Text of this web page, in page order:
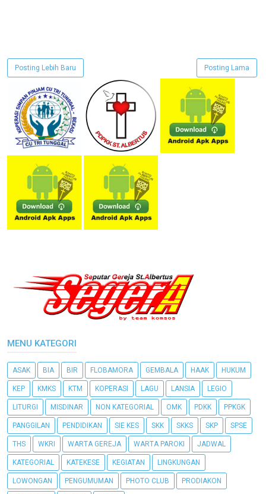
Posting Lebih Baru Posting Lama
MENU KATEGORI
ASAK BIA BIR FLOBAMORA GEMBALA HAAK HUKUM
KEP KMKS KTM KOPERASI LAGU LANSIA LEGIO
LITURGI MISDINAR NON KATEGORIAL OMK PDKK PPKGK
PANGGILAN PENDIDIKAN SIE KES SKK SKKS SKP SPSE
THS WKRI WARTA GEREJA WARTA PAROKI JADWAL
KATEGORIAL KATEKESE KEGIATAN LINGKUNGAN
LOWONGAN PENGUMUMAN PHOTO CLUB PRODIAKON